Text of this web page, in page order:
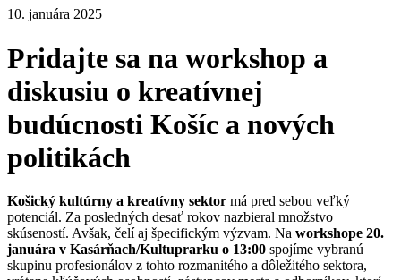
10. januára 2025
Pridajte sa na workshop a
diskusiu o kreatívnej
budúcnosti Košíc a nových
politikách
Košický kultúrny a kreatívny sektor má pred sebou veľký
potenciál. Za posledných desať rokov nazbieral množstvo
skúseností. Avšak, čelí aj špecifickým výzvam. Na workshope 20.
januára v Kasárňach/Kultuprarku o 13:00 spojíme vybranú
skupinu profesionálov z tohto rozmanitého a dôležitého sektora,